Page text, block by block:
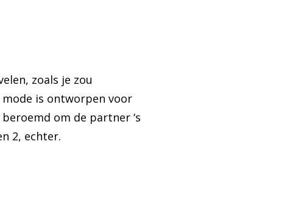
zoals je zou
is ontworpen voor
om de partner ‘s
2, echter.